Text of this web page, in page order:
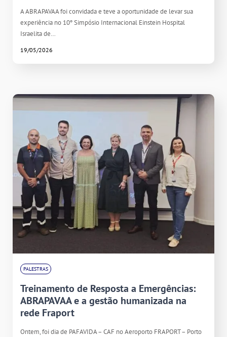
A ABRAPAVAA foi convidada e teve a oportunidade de levar sua
experiência no 10º Simpósio Internacional Einstein Hospital
Israelita de…
19/05/2026
PALESTRAS
Treinamento de Resposta a Emergências:
ABRAPAVAA e a gestão humanizada na
rede Fraport
Ontem, foi dia de PAFAVIDA – CAF no Aeroporto FRAPORT – Porto